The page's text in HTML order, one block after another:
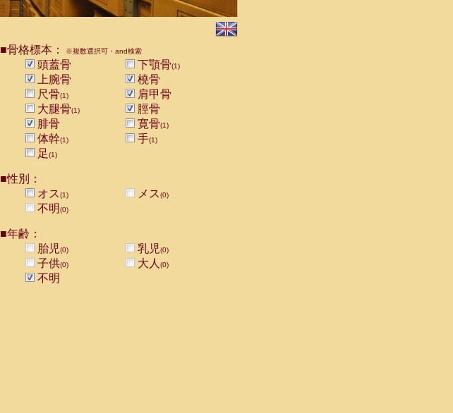
■骨格標本： ※複数選択可・and検索
頭蓋骨 下顎骨(1)
上腕骨
橈骨
尺骨(1)
肩甲骨
大腿骨(1)
脛骨
腓骨
寛骨(1)
体幹(1) 手(1)
足(1)
■性別：
オス(1) メス(0)
不明(0)
■年齢：
胎児(0) 乳児(0)
子供(0) 大人 (0)
不明